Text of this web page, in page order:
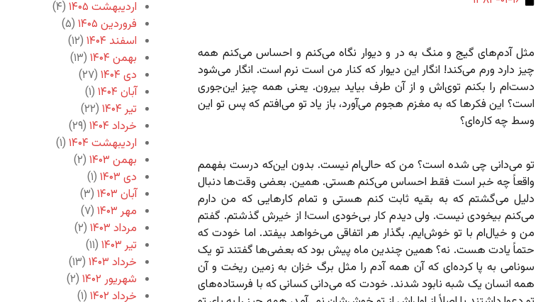
مثل‌ آدم‌های گیج و منگ به در و دیوار نگاه می‌کنم و احساس می‌کنم همه
چیز دارد ورم می‌کند! انگار این دیوار که کنار من است نرم است. انگار می‌شود
دست‌ام را بکنم توی‌اش و از آن طرف بیاید بیرون. یعنی همه چیز این‌جوری
است؟ این فکر‌ها که به مغزم هجوم می‌آورد، باز یاد تو می‌افتم که پس تو این
وسط چه کاره‌ای؟
تو می‌دانی چی شده است؟ من که حالی‌ام نیست. بدون این‌که درست بفهمم
واقعاً چه خبر است فقط احساس می‌کنم هستی. همین. بعضی وقت‌ها دنبال
دلیل می‌گشتم که به بقیه ثابت کنم هستی و تمام کارهایی که من دارم
می‌کنم بیخودی نیست. ولی دیدم کار بی‌خودی است! از خیرش گذشتم. گفتم
من و خیال‌ام با تو خوش‌ایم. بگذار هر اتفاقی می‌خواهد بیفتد. اما خودت که
حتماً یادت هست. نه؟ همین چندین ماه پیش بود که بعضی‌ها گفتند تو یک
سونامی به پا کرده‌ای که آن همه آدم را مثل برگ خزان به زمین ریخت و آن
همه انسان یک شبه نابود شدند. خودت که می‌دانی کسانی که با فرستاده‌های
اردیبهشت ۱۴۰۵
(۴)
فروردین ۱۴۰۵
(۵)
اسفند ۱۴۰۴
(۱۲)
بهمن ۱۴۰۴
(۱۳)
دی ۱۴۰۴
(۲۷)
آبان ۱۴۰۴
(۱)
تیر ۱۴۰۴
(۲۲)
خرداد ۱۴۰۴
(۲۹)
اردیبهشت ۱۴۰۴
(۱)
بهمن ۱۴۰۳
(۲)
دی ۱۴۰۳
(۱)
آبان ۱۴۰۳
(۳)
مهر ۱۴۰۳
(۷)
مرداد ۱۴۰۳
(۲)
تیر ۱۴۰۳
(۱۱)
خرداد ۱۴۰۳
(۱۳)
شهریور ۱۴۰۲
(۲)
خرداد ۱۴۰۲
(۱)